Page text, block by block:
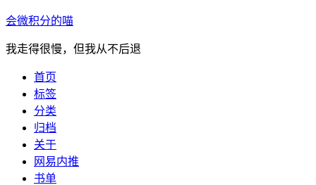
会微积分的喵
我走得很慢，但我从不后退
首页
标签
分类
归档
关于
网易内推
书单